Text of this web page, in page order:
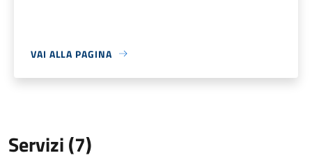
VAI ALLA PAGINA
Servizi (7)